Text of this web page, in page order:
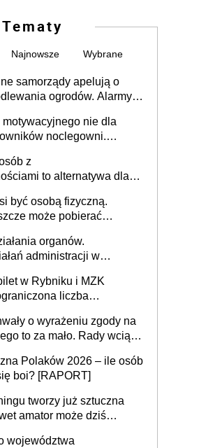
Tematy
Najnowsze Wybrane
samorządy apelują o
ogrodów. Alarmy w
kraj
motywacyjnego nie dla
noclegowni.
z
to alternatywa dla
z rodziną
być osobą fizyczną.
może pobierać
organów.
administracji w
w Rybniku i MZK
liczba
o wyrażeniu zgody na
to za mało. Rady wciąż
Polaków 2026 – ile osób
boi? [RAPORT]
tworzy już sztuczna
amator może dziś
województwa